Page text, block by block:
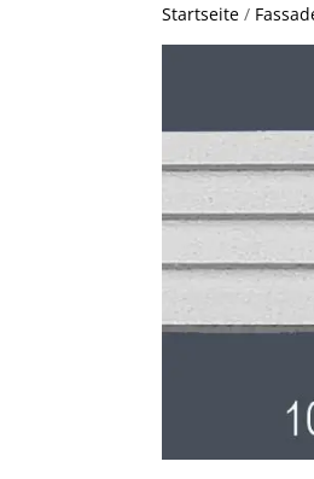
Startseite /